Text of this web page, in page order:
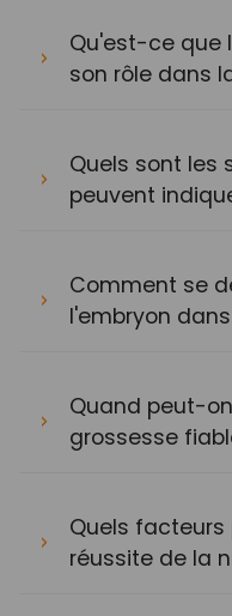
Qu'est-ce que
son rôle dans
Quels sont les
peuvent
Comment se
l'embryon
Quand peut-
grossesse
Quels
réussite de la